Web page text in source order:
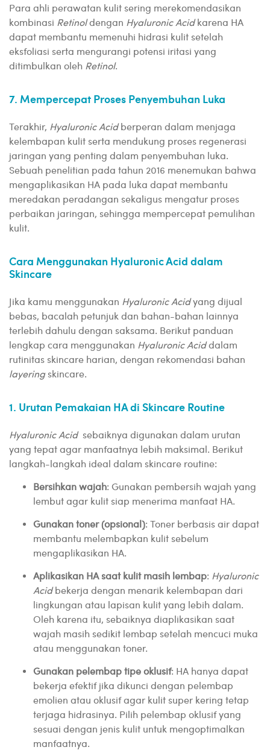
Para ahli perawatan kulit sering merekomendasikan
kombinasi Retinoldengan Hyaluronic Acidkarena HA
dapat membantu memenuhi hidrasi kulit setelah
eksfoliasi serta mengurangi potensi iritasi yang
ditimbulkan oleh Retinol.
7. Mempercepat Proses Penyembuhan Luka
Terakhir, Hyaluronic Acidberperan dalam menjaga
kelembapan kulit serta mendukung proses regenerasi
jaringan yang penting dalam penyembuhan luka.
Sebuah penelitian pada tahun 2016 menemukan bahwa
mengaplikasikan HA pada luka dapat membantu
meredakan peradangan sekaligus mengatur proses
perbaikan jaringan, sehingga mempercepat pemulihan
kulit.
Cara Menggunakan Hyaluronic Acid dalam
Skincare
Jika kamu menggunakan Hyaluronic Acidyang dijual
bebas, bacalah petunjuk dan bahan-bahan lainnya
terlebih dahulu dengan saksama. Berikut panduan
lengkap cara menggunakan Hyaluronic Aciddalam
rutinitas skincare harian, dengan rekomendasi bahan
layeringskincare.
1. Urutan Pemakaian HA di Skincare Routine
Hyaluronic Acidsebaiknya digunakan dalam urutan
yang tepat agar manfaatnya lebih maksimal. Berikut
langkah-langkah ideal dalam skincare routine:
Bersihkan wajah: Gunakan pembersih wajah yang
lembut agar kulit siap menerima manfaat HA.
Gunakan toner (opsional): Toner berbasis air dapat
membantu melembapkan kulit sebelum
mengaplikasikan HA.
Aplikasikan HA saat kulit masih lembap: Hyaluronic
Acidbekerja dengan menarik kelembapan dari
lingkungan atau lapisan kulit yang lebih dalam.
Oleh karena itu, sebaiknya diaplikasikan saat
wajah masih sedikit lembap setelah mencuci muka
atau menggunakan toner.
Gunakan pelembap tipe oklusif: HA hanya dapat
bekerja efektif jika dikunci dengan pelembap
emolien atau oklusif agar kulit super kering tetap
terjaga hidrasinya. Pilih pelembap oklusif yang
sesuai dengan jenis kulit untuk mengoptimalkan
manfaatnya.